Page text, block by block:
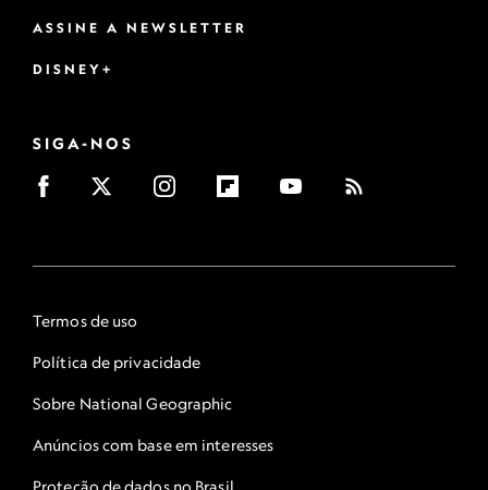
ASSINE A NEWSLETTER
DISNEY+
SIGA-NOS
Termos de uso
Política de privacidade
Sobre National Geographic
Anúncios com base em interesses
Proteção de dados no Brasil